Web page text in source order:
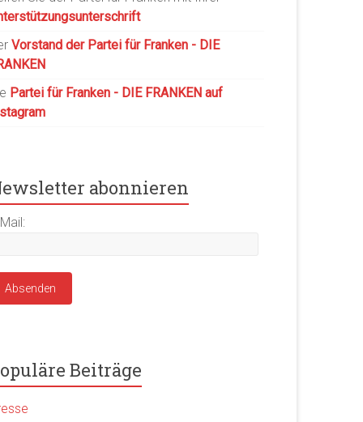
Vorstand der Partei für Franken - DIE
Partei für Franken - DIE FRANKEN auf
abonnieren
Beiträge